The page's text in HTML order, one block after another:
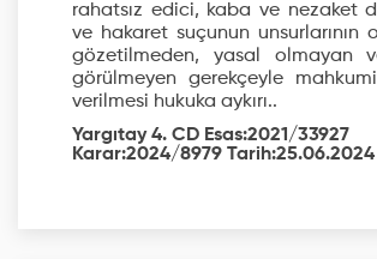
rahatsız edici, kaba ve nezaket
ve hakaret suçunun unsurlarının
gözetilmeden, yasal olmayan
görülmeyen gerekçeyle
verilmesi hukuka aykırı..
Yargıtay 4. CD Esas:2021/33927
Karar:2024/8979 Tarih:25.06.2024